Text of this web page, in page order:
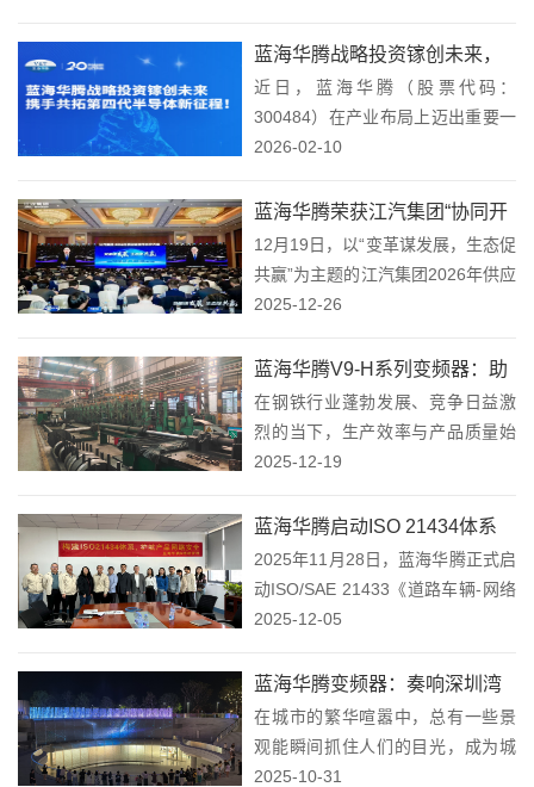
文先生以及其他两名非关联方共同
向万仞智慧智能科技（北京）有限
公司（以下简称...
蓝海华腾战略投资镓创未来，
携手共拓第四代半导体新征
程！
近日，蓝海华腾（股票代码：
300484）在产业布局上迈出重要一
步，正式完成对第四代半导体新锐
投资不仅为镓创未来注入了新的发
展动力，也标志着蓝海华腾在第四
代半导体领域的探...
2026-02-10
蓝海华腾荣获江汽集团“协同开
发奖”，共绘汽车产业新蓝图！
12月19日，以“变革谋发展，生态促
共赢”为主题的江汽集团2026年供应
链合作伙伴大会在合肥盛大召开。
链伙伴，受邀出席了此次盛会，并
在会上荣获“协同开发奖”这一殊
荣！蓝海...
2025-12-26
蓝海华腾V9-H系列变频器：助
力钢厂1250冷弯机组生产线“焕
新升级”！
在钢铁行业蓬勃发展、竞争日益激
烈的当下，生产效率与产品质量始
终是企业竞争的核心要素。今天，
H系列变频器在钢厂1250冷弯机组
生产线轧辊改造中的精彩案例，看
它如何助力生...
2025-12-19
蓝海华腾启动ISO 21434体系
建设：以稳健步伐筑牢产品网
络安全基石！
2025年11月28日，蓝海华腾正式启
动ISO/SAE 21433《道路车辆-网络
安全工程》标准体系建设工作。这
新”，而是基于对汽车智能化趋势的
长期观察与审慎判断，旨在通过...
2025-12-05
蓝海华腾变频器：奏响深圳湾
万象城音乐喷泉的“水之交响
乐”！
在城市的繁华喧嚣中，总有一些景
观能瞬间抓住人们的目光，成为城
市独特的名片。深圳湾万象城音乐
2025-10-31